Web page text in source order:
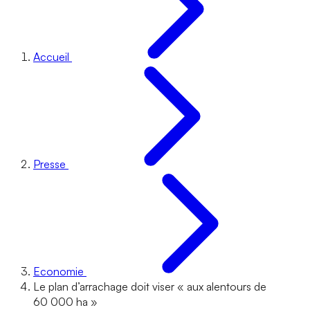
Accueil
Presse
Economie
Le plan d’arrachage doit viser « aux alentours de
60 000 ha »